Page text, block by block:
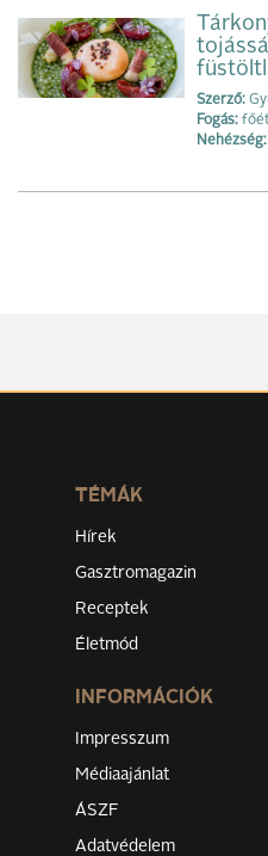
Szerző:
Fogás:
Nehézség:
TÉMÁK
Hírek
Gasztromagazin
Receptek
Életmód
INFORMÁCIÓK
Impresszum
Médiaajánlat
ÁSZF
Adatvédelem